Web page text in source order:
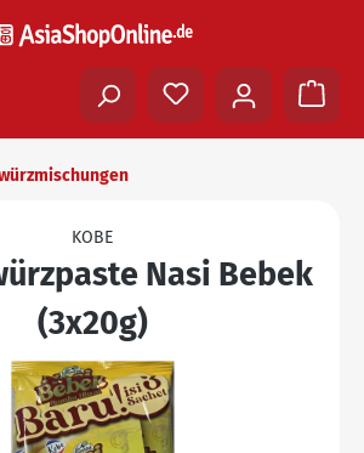
KOBE
Nasi Bebek
(3x20g)